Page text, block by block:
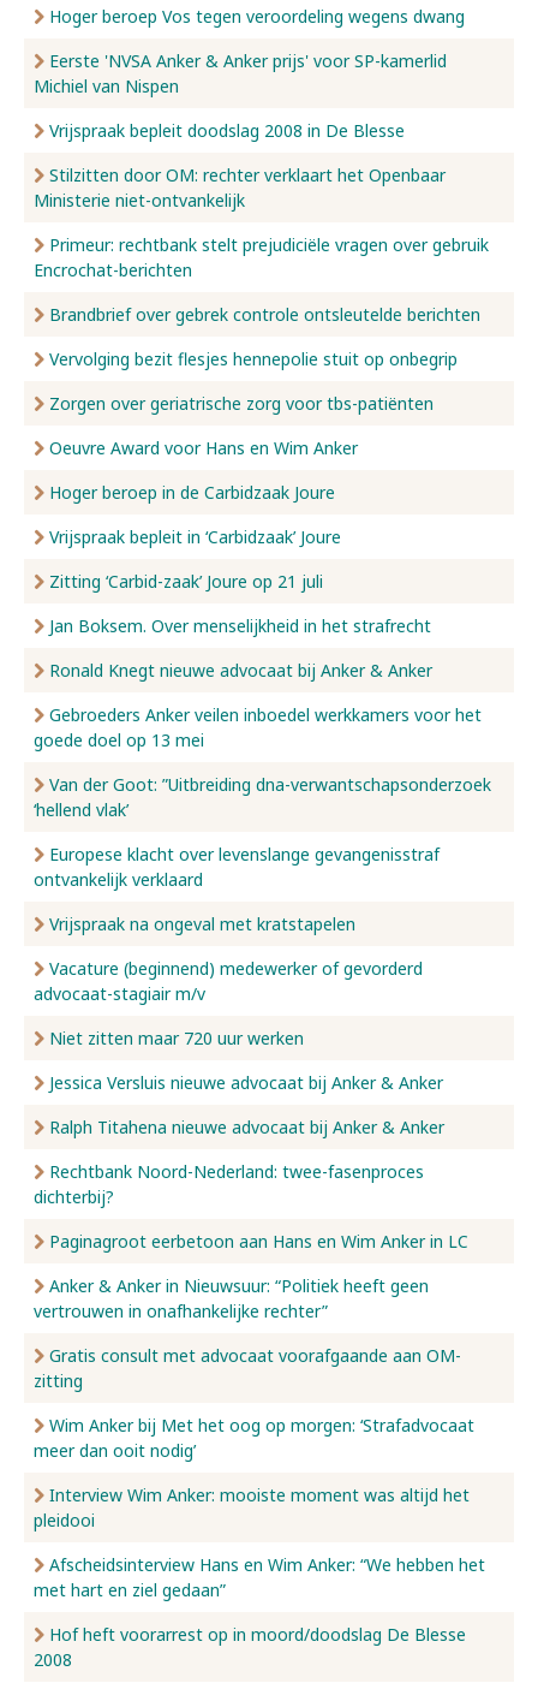
Hoger beroep Vos tegen veroordeling wegens dwang
Eerste 'NVSA Anker & Anker prijs' voor SP-kamerlid
Michiel van Nispen
Vrijspraak bepleit doodslag 2008 in De Blesse
Stilzitten door OM: rechter verklaart het Openbaar
Ministerie niet-ontvankelijk
Primeur: rechtbank stelt prejudiciële vragen over gebruik
Encrochat-berichten
Brandbrief over gebrek controle ontsleutelde berichten
Vervolging bezit flesjes hennepolie stuit op onbegrip
Zorgen over geriatrische zorg voor tbs-patiënten
Oeuvre Award voor Hans en Wim Anker
Hoger beroep in de Carbidzaak Joure
Vrijspraak bepleit in ‘Carbidzaak’ Joure
Zitting ‘Carbid-zaak’ Joure op 21 juli
Jan Boksem. Over menselijkheid in het strafrecht
Ronald Knegt nieuwe advocaat bij Anker & Anker
Gebroeders Anker veilen inboedel werkkamers voor het
goede doel op 13 mei
Van der Goot: ”Uitbreiding dna-verwantschapsonderzoek
‘hellend vlak’
Europese klacht over levenslange gevangenisstraf
ontvankelijk verklaard
Vrijspraak na ongeval met kratstapelen
Vacature (beginnend) medewerker of gevorderd
advocaat-stagiair m/v
Niet zitten maar 720 uur werken
Jessica Versluis nieuwe advocaat bij Anker & Anker
Ralph Titahena nieuwe advocaat bij Anker & Anker
Rechtbank Noord-Nederland: twee-fasenproces
dichterbij?
Paginagroot eerbetoon aan Hans en Wim Anker in LC
Anker & Anker in Nieuwsuur: “Politiek heeft geen
vertrouwen in onafhankelijke rechter”
Gratis consult met advocaat voorafgaande aan OM-
zitting
Wim Anker bij Met het oog op morgen: ‘Strafadvocaat
meer dan ooit nodig’
Interview Wim Anker: mooiste moment was altijd het
pleidooi
Afscheidsinterview Hans en Wim Anker: “We hebben het
met hart en ziel gedaan”
Hof heft voorarrest op in moord/doodslag De Blesse
2008